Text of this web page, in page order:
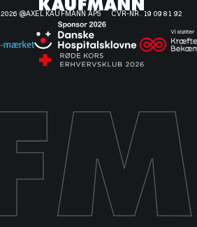
2026 @AXEL KAUFMANN APS CVR-NR. 19 09 81 92